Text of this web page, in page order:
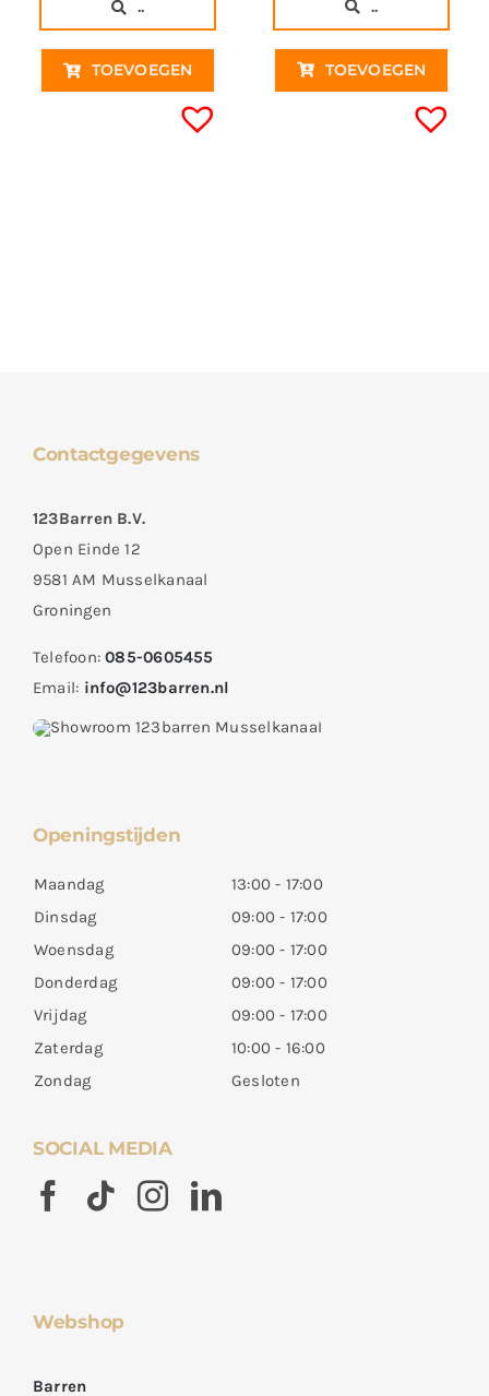
..
TOEVOEGEN
..
TOEVOEGEN
Contactgegevens
123Barren B.V.
Open Einde 12
9581 AM Musselkanaal
Groningen
Telefoon:085-0605455
Email: info@123barren.nl
Openingstijden
Maandag
13:00 - 17:00
Dinsdag
09:00 - 17:00
Woensdag
09:00 - 17:00
Donderdag
09:00 - 17:00
Vrijdag
09:00 - 17:00
Zaterdag
10:00 - 16:00
Zondag
Gesloten
SOCIAL MEDIA
Webshop
Barren